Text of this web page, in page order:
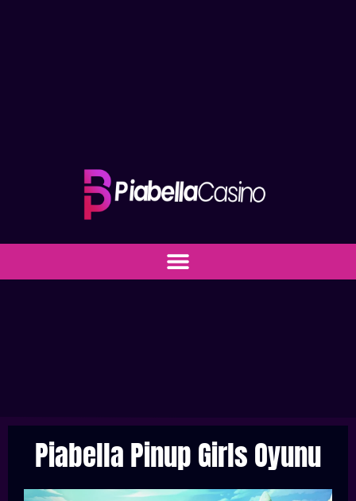
Piabella Pinup Girls Oyunu